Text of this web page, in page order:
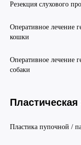
Резекция слухового
Оперативное лечение
кошки
Оперативное лечение
собаки
Пластическая
Пластика пупочной /